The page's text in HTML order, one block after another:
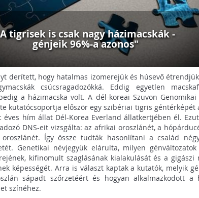
tigrisek is csak nagy házimacskák -
génjeik 96%-a azonos"
derített, hogy hatalmas izomerejük és húsevő
csúcsragadozókká. Eddig egyetlen
a házimacska volt. A dél-koreai Szuvon Genomikai
kutatócsoportja először egy szibériai tigris géntérképét
éves hím állat Dél-Korea Everland állatkertjében él.
DNS-eit vizsgálta: az afrikai oroszlánét, a
Így össze tudták hasonlítani a család
Genetikai névjegyük elárulta, milyen
kifinomult szaglásának kialakulását és a gigászi
képességét. Arra is választ kaptak a kutatók, melyik
sápadt szőrzetéért és hogyan alkalmazkodott a
színéhez.